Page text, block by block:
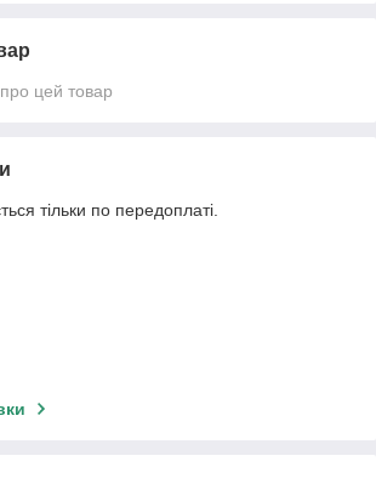
цей товар
тільки по передоплаті.